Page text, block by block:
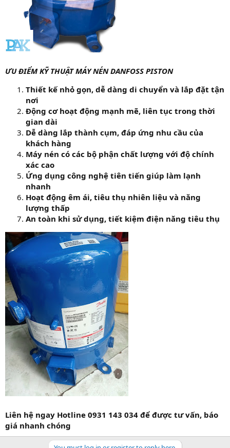
ƯU ĐIỂM KỸ THUẬT MÁY NÉN DANFOSS PISTON
Thiết kế nhỏ gọn, dễ dàng di chuyển và lắp đặt tận
nơi
Động cơ hoạt động mạnh mẽ, liên tục trong thời
gian dài
Dễ dàng lắp thành cụm, đáp ứng nhu cầu của
khách hàng
Máy nén có các bộ phận chất lượng với độ chính
xác cao
Ứng dụng công nghệ tiên tiến giúp làm lạnh
nhanh
Hoạt động êm ái, tiêu thụ nhiên liệu và năng
lượng thấp
An toàn khi sử dụng, tiết kiệm điện năng tiêu thụ
Liên hệ ngay Hotline 0931 143 034 để được tư vấn, báo
giá nhanh chóng